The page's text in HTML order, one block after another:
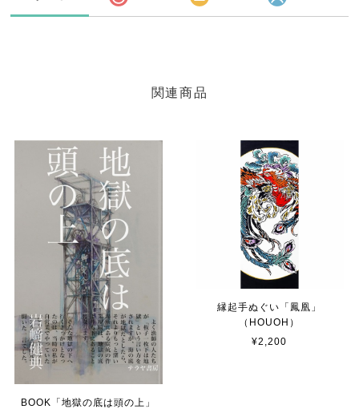
関連商品
BOOK「地獄の底は頭の上」
縁起手ぬぐい「鳳凰」
（HOUOH）
¥2,200